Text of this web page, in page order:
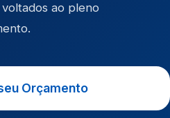
ao pleno
Orçamento